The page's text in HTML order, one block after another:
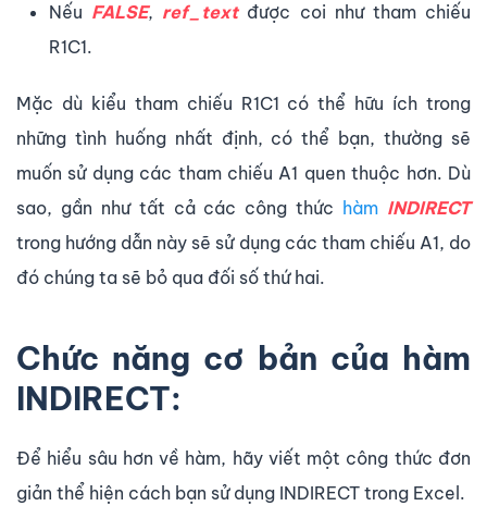
Nếu FALSE, ref_text được coi như tham chiếu
R1C1.
Mặc dù kiểu tham chiếu R1C1 có thể hữu ích trong
những tình huống nhất định, có thể bạn, thường sẽ
muốn sử dụng các tham chiếu A1 quen thuộc hơn. Dù
sao, gần như tất cả các công thức hàm INDIRECT
trong hướng dẫn này sẽ sử dụng các tham chiếu A1, do
đó chúng ta sẽ bỏ qua đối số thứ hai.
Chức năng cơ bản của hàm
INDIRECT:
Để hiểu sâu hơn về hàm, hãy viết một công thức đơn
giản thể hiện cách bạn sử dụng INDIRECT trong Excel.